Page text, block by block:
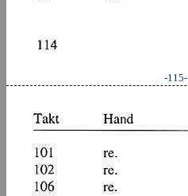
-115-